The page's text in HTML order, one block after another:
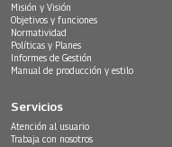
Misión y Visión
Objetivos y funciones
Normatividad
Políticas y Planes
Informes de Gestión
Manual de producción y estilo
Servicios
Atención al usuario
Trabaja con nosotros